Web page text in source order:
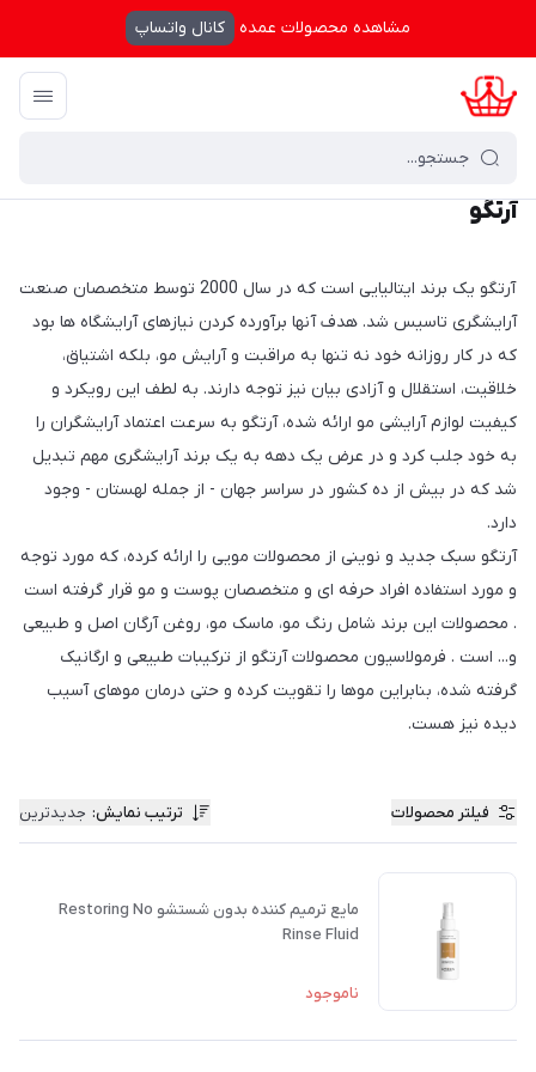
مشاهده محصولات عمده کانال واتساپ
کرال شاپینگ / آرتگو
آرتگو
آرتگو یک برند ایتالیایی است که در سال 2000 توسط متخصصان صنعت
آرایشگری تاسیس شد. هدف آنها برآورده کردن نیازهای آرایشگاه ها بود
که در کار روزانه خود نه تنها به مراقبت و آرایش مو، بلکه اشتیاق،
خلاقیت، استقلال و آزادی بیان نیز توجه دارند. به لطف این رویکرد و
کیفیت لوازم آرایشی مو ارائه شده، آرتگو به سرعت اعتماد آرایشگران را
به خود جلب کرد و در عرض یک دهه به یک برند آرایشگری مهم تبدیل
شد که در بیش از ده کشور در سراسر جهان - از جمله لهستان - وجود
دارد.
آرتگو سبک جدید و نوینی از محصولات مویی را ارائه کرده، که مورد توجه
و مورد استفاده افراد حرفه ای و متخصصان پوست و مو قرار گرفته است
. محصولات این برند شامل رنگ مو، ماسک مو، روغن آرگان اصل و طبیعی
و... است . فرمولاسیون محصولات آرتگو از ترکیبات طبیعی و ارگانیک
گرفته شده، بنابراین موها را تقویت کرده و حتی درمان موهای آسیب
دیده نیز هست.
فیلتر محصولات ترتیب نمایش: جدیدترین
مایع ترمیم کننده بدون شستشو Restoring No
Rinse Fluid
ناموجود